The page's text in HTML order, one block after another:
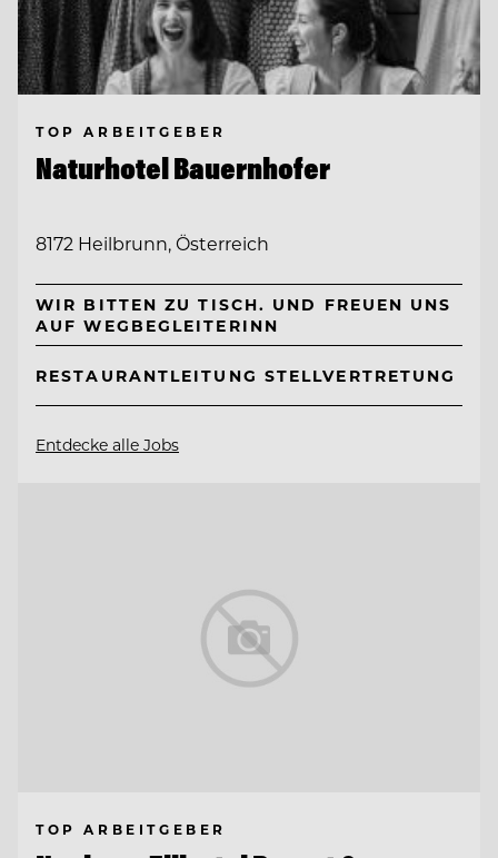
TOP ARBEITGEBER
Naturhotel Bauernhofer
8172 Heilbrunn, Österreich
WIR BITTEN ZU TISCH. UND FREUEN UNS
AUF WEGBEGLEITERINN
RESTAURANTLEITUNG STELLVERTRETUNG
Entdecke alle Jobs
TOP ARBEITGEBER